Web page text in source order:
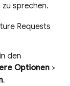
sprechen.
Requests
den
Optionen >
.